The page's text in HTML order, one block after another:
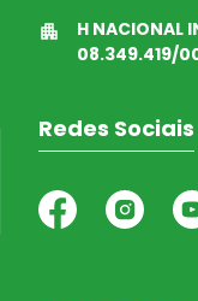
H NACIONAL
08.349.419/
Redes Sociais